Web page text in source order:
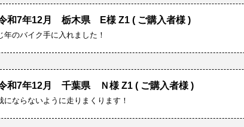
和7年12月 栃木県 E様 Z1 ( ご購入者様 )
年のバイク手に入れました！
和7年12月 千葉県 Ｎ様 Z1 ( ご購入者様 )
にならないように走りまくります！